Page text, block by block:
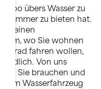
Doo übers Wasser zu
Sommer zu bieten hat.
einen
wo Sie wohnen
fahren wollen,
Von uns
Sie brauchen und
dem Wasserfahrzeug